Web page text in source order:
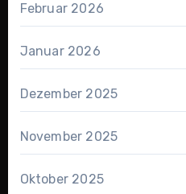
Februar 2026
Januar 2026
Dezember 2025
November 2025
Oktober 2025